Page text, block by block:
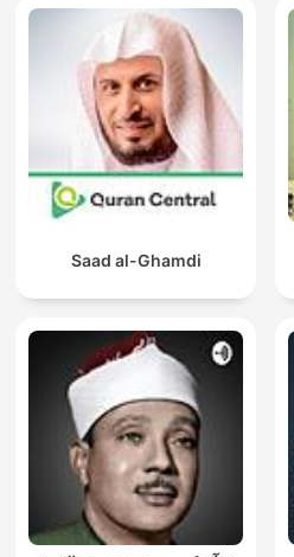
Saad al-Ghamdi